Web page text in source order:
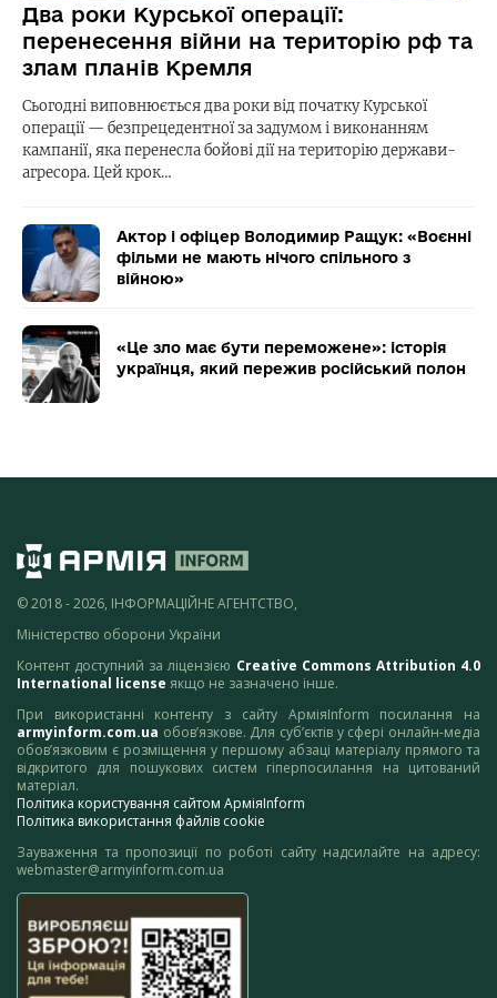
Два роки Курської операції:
перенесення війни на територію рф та
злам планів Кремля
Сьогодні виповнюється два роки від початку Курської
операції — безпрецедентної за задумом і виконанням
кампанії, яка перенесла бойові дії на територію держави-
агресора. Цей крок…
Актор і офіцер Володимир Ращук: «Воєнні
фільми не мають нічого спільного з
війною»
«Це зло має бути переможене»: історія
українця, який пережив російський полон
© 2018 - 2026, ІНФОРМАЦІЙНЕ АГЕНТСТВО,
Міністерство оборони України
Контент доступний за ліцензією Creative Commons Attribution 4.0
International license якщо не зазначено інше.
При використанні контенту з сайту АрміяInform посилання на
armyinform.com.ua обов’язкове. Для суб’єктів у сфері онлайн-медіа
обов’язковим є розміщення у першому абзаці матеріалу прямого та
відкритого для пошукових систем гіперпосилання на цитований
матеріал.
Політика користування сайтом АрміяInform
Політика використання файлів cookie
Зауваження та пропозиції по роботі сайту надсилайте на адресу:
webmaster@armyinform.com.ua